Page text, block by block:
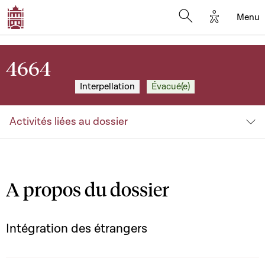
Options
Menu
4664
Interpellation Évacué(e)
Activités liées au dossier
A propos du dossier
Intégration des étrangers